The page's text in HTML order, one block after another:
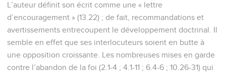
L’auteur définit son écrit comme une « lettre
d’encouragement » (13.22) ; de fait, recommandations et
avertissements entrecoupent le développement doctrinal. Il
semble en effet que ses interlocuteurs soient en butte à
une opposition croissante. Les nombreuses mises en garde
contre l’abandon de la foi (2.1-4 ; 4.1-11 ; 6.4-6 ; 10.26-31) qui